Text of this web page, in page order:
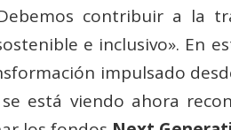
contribuir a la
e inclusivo». En
impulsado
está viendo ahora